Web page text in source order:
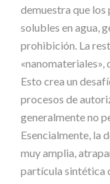
demuestra que
solubles en agua,
prohibición. La
«nanomateriales»,
Esto crea un
procesos de
generalmente no
Esencialmente, la
muy amplia,
partícula sintética